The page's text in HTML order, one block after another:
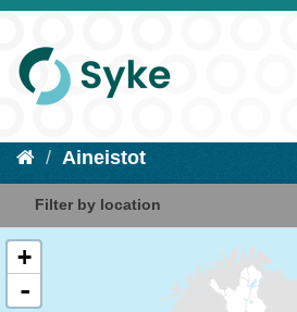
Aineistot
Filter by location
+
-